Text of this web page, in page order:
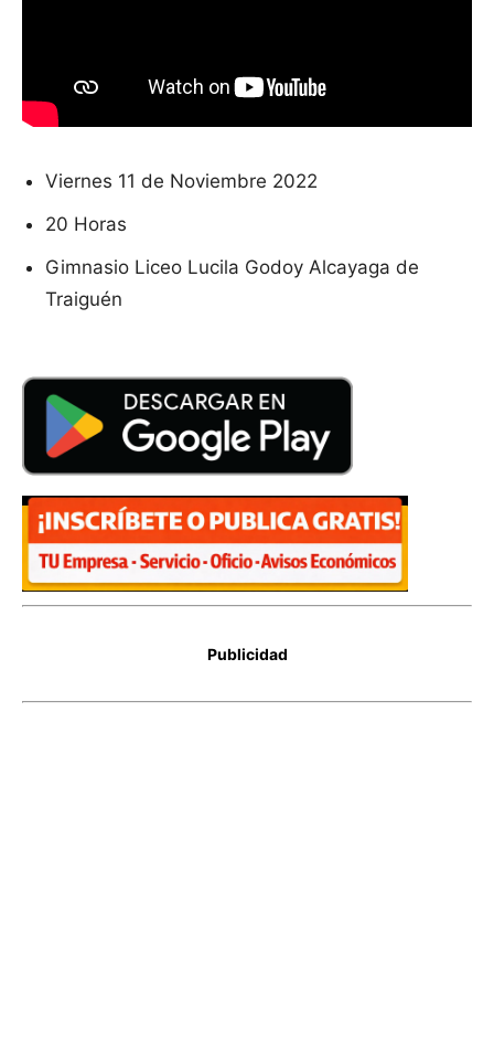
Viernes 11 de Noviembre 2022
20 Horas
Gimnasio Liceo Lucila Godoy Alcayaga de
Traiguén
Publicidad